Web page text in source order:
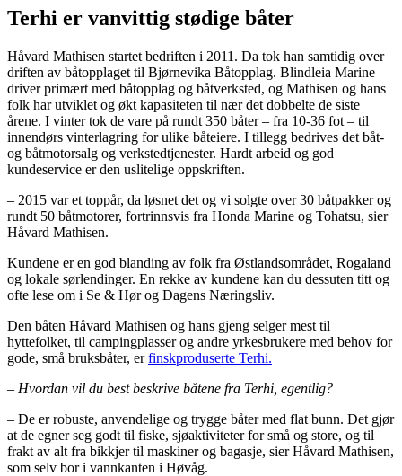
Terhi er vanvittig stødige båter
Håvard Mathisen startet bedriften i 2011. Da tok han samtidig over
driften av båtopplaget til Bjørnevika Båtopplag. Blindleia Marine
driver primært med båtopplag og båtverksted, og Mathisen og hans
folk har utviklet og økt kapasiteten til nær det dobbelte de siste
årene. I vinter tok de vare på rundt 350 båter – fra 10-36 fot – til
innendørs vinterlagring for ulike båteiere. I tillegg bedrives det båt-
og båtmotorsalg og verkstedtjenester. Hardt arbeid og god
kundeservice er den uslitelige oppskriften.
– 2015 var et toppår, da løsnet det og vi solgte over 30 båtpakker og
rundt 50 båtmotorer, fortrinnsvis fra Honda Marine og Tohatsu, sier
Håvard Mathisen.
Kundene er en god blanding av folk fra Østlandsområdet, Rogaland
og lokale sørlendinger. En rekke av kundene kan du dessuten titt og
ofte lese om i Se & Hør og Dagens Næringsliv.
Den båten Håvard Mathisen og hans gjeng selger mest til
hyttefolket, til campingplasser og andre yrkesbrukere med behov for
gode, små bruksbåter, erfinskproduserte Terhi.
– Hvordan vil du best beskrive båtene fra Terhi, egentlig?
– De er robuste, anvendelige og trygge båter med flat bunn. Det gjør
at de egner seg godt til fiske, sjøaktiviteter for små og store, og til
frakt av alt fra bikkjer til maskiner og bagasje, sier Håvard Mathisen,
som selv bor i vannkanten i Høvåg.